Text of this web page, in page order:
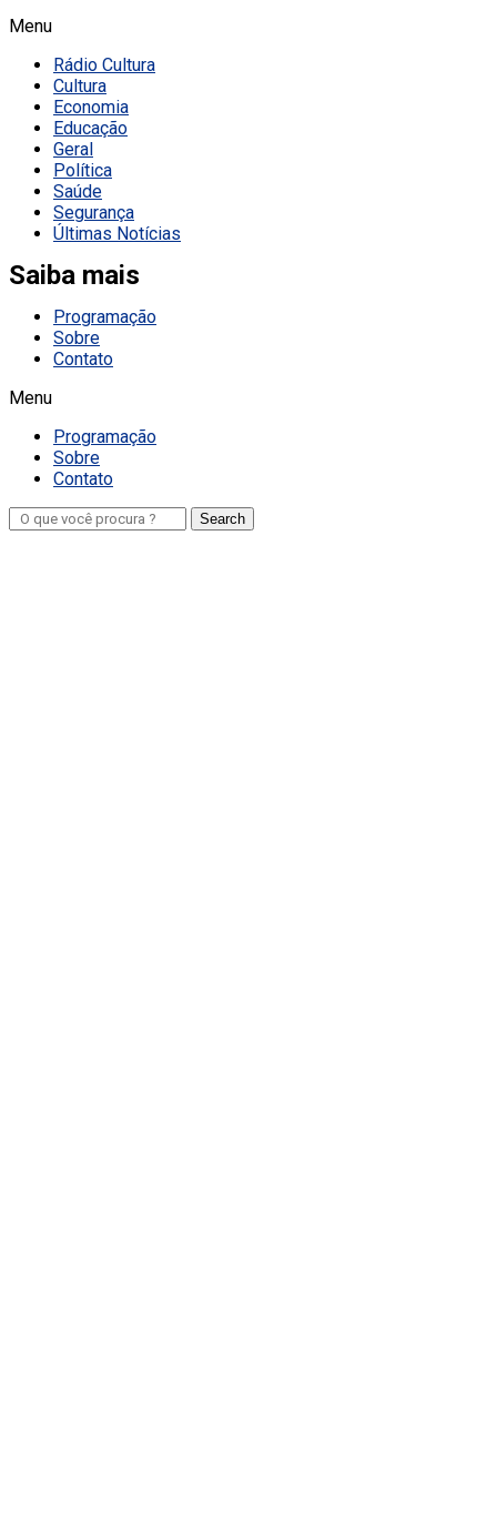
Menu
Rádio Cultura
Cultura
Economia
Educação
Geral
Política
Saúde
Segurança
Últimas Notícias
Saiba mais
Programação
Sobre
Contato
Menu
Programação
Sobre
Contato
Search